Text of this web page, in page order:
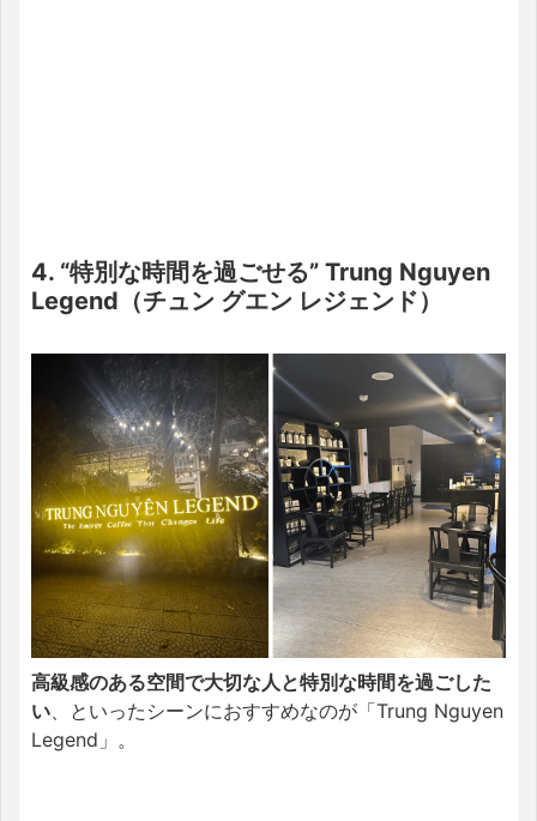
4. “特別な時間を過ごせる” Trung Nguyen
Legend（チュン グエン レジェンド）
高級感のある空間で大切な人と特別な時間を過ごした
い 、といったシーンにおすすめなのが「Trung Nguyen
Legend」。